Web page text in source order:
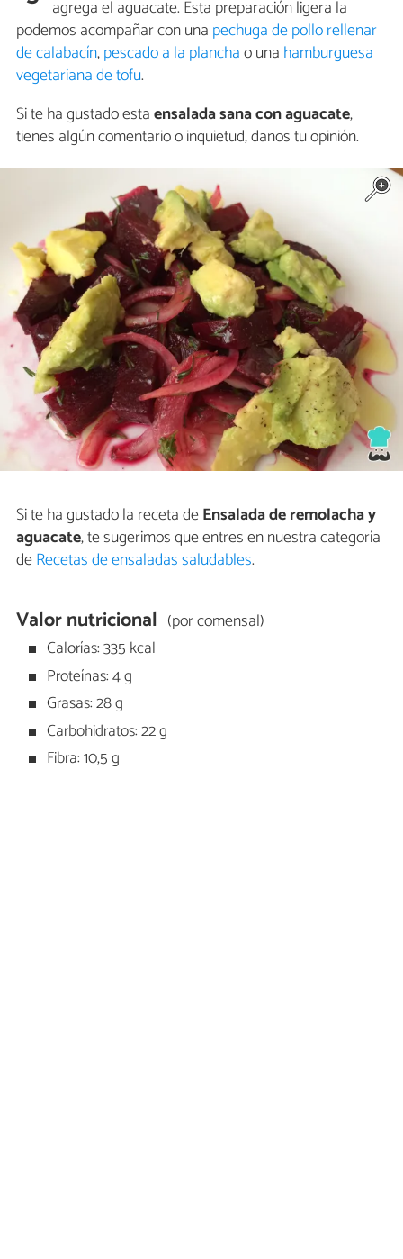
agrega el aguacate. Esta preparación ligera la
podemos acompañar con una pechuga de pollo rellenar
de calabacín,pescado a la planchao una hamburguesa
vegetariana de tofu.
Si te ha gustado estaensalada sana con aguacate,
tienes algún comentario o inquietud, danos tu opinión.
Si te ha gustado la receta deEnsalada de remolacha y
aguacate, te sugerimos que entres en nuestra categoría
deRecetas de ensaladas saludables.
Valor nutricional (por comensal)
Calorías: 335 kcal
Proteínas: 4 g
Grasas: 28 g
Carbohidratos: 22 g
Fibra: 10,5 g